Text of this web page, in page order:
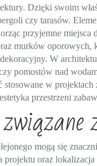
Dzięki swoim
czy tarasów.
przyjemne
murków oporowych,
W
pomostów nad
w
przestrzeni
mogą się
projektu oraz